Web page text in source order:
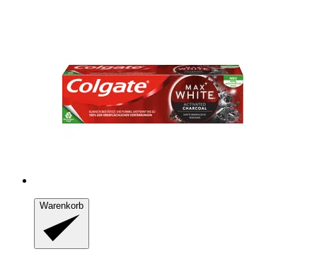
Warenkorb